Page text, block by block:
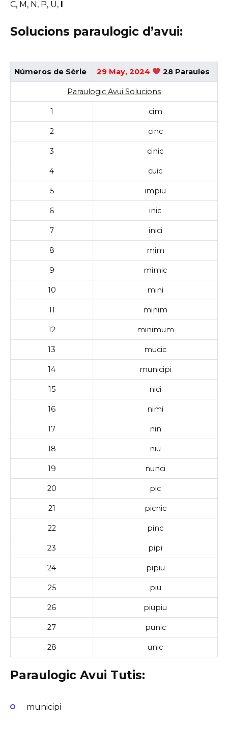
C, M, N, P, U,
Solucions paraulogic d’avui:
Números de Sèrie 29 May, 2024 28 Paraules
Paraulogic Avui Solucions
1 cim
2 cinc
3 cinic
4 cuic
5 impiu
6 inic
7 inici
8 mim
9 mimic
10 mini
11 minim
12 minimum
13 mucic
14 municipi
15 nici
16 nimi
17 nin
18 niu
19 nunci
20 pic
21 picnic
22 pinc
23 pipi
24 pipiu
25 piu
26 piupiu
27 punic
28 unic
Paraulogic Avui Tutis:
municipi